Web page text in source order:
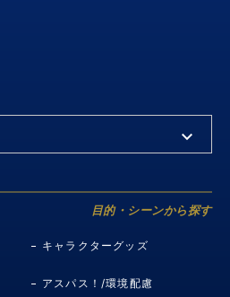
目的・シーンから探す
キャラクターグッズ
アスパス！/環境配慮